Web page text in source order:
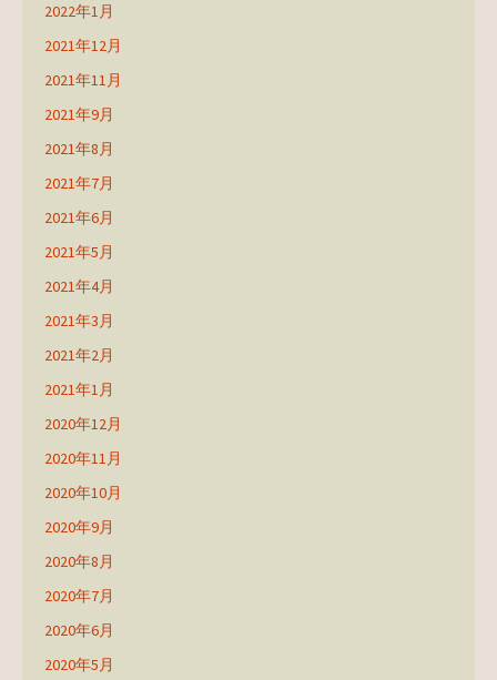
2022年1月
2021年12月
2021年11月
2021年9月
2021年8月
2021年7月
2021年6月
2021年5月
2021年4月
2021年3月
2021年2月
2021年1月
2020年12月
2020年11月
2020年10月
2020年9月
2020年8月
2020年7月
2020年6月
2020年5月